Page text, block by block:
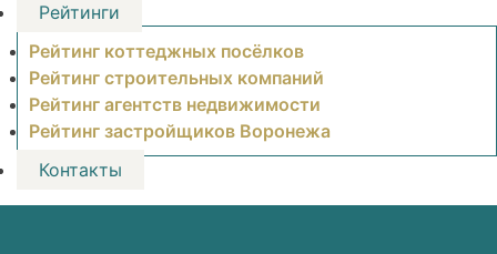
Рейтинги
Рейтинг коттеджных посёлков
Рейтинг строительных компаний
Рейтинг агентств недвижимости
Рейтинг застройщиков Воронежа
Контакты